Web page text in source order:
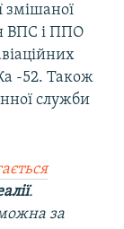
змішаної
ВПС і ППО
-52. Також
служби
.
за